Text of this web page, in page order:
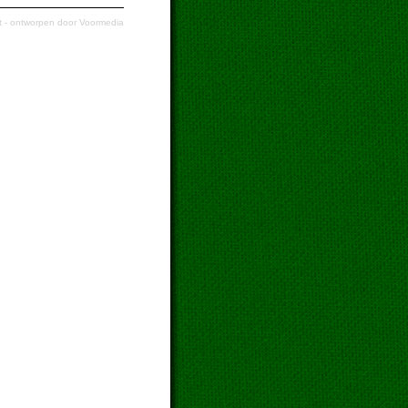
- ontworpen door Voormedia